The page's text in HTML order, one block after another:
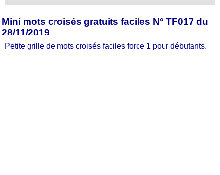
Mini mots croisés gratuits faciles N° TF017 du
28/11/2019
Petite grille de mots croisés faciles force 1 pour débutants.